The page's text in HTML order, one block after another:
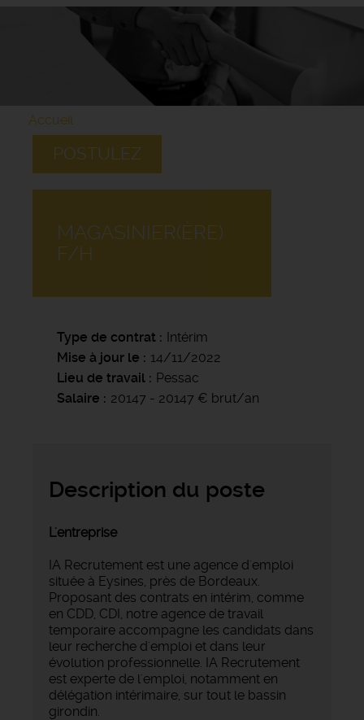
Accueil
POSTULEZ
MAGASINIER(ÈRE)
F/H
Type de contrat
Intérim
Mise à jour le
14/11/2022
Lieu de travail
Pessac
Salaire
20147 - 20147 € brut/an
Description du poste
L'entreprise
IA Recrutement est une agence d'emploi
située à Eysines, près de Bordeaux.
Proposant des contrats en intérim, comme
en CDD, CDI, notre agence de travail
temporaire accompagne les candidats dans
leur recherche d'emploi et dans leur
évolution professionnelle. IA Recrutement
est experte de l'emploi, notamment en
délégation intérimaire, sur tout le bassin
girondin.